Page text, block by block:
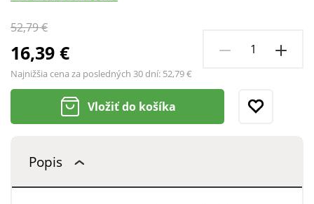
52,79 €
16,39 €
Najnižšia cena za posledných 30 dní: 52,79 €
Vložiť do košíka
Popis